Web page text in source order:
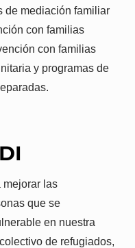
de mediación familiar
con familias
con familias
y programas de
mejorar las
que se
en nuestra
de refugiados,